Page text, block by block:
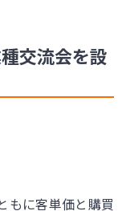
交流会を設
もに客単価と購買